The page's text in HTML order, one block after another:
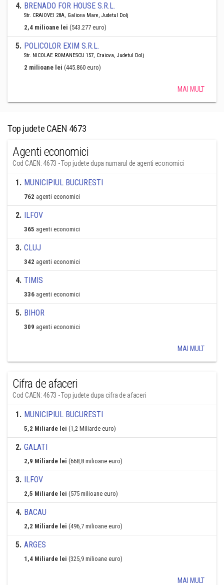
4. BRENADO FOR HOUSE S.R.L.
Str. CRAIOVEI 28A, Galicea Mare, Judetul Dolj
2,4 milioane lei (543.277 euro)
5. POLICOLOR EXIM S.R.L.
Str. NICOLAE ROMANESCU 157, Craiova, Judetul Dolj
2 milioane lei (445.860 euro)
MAI MULT
Top judete CAEN 4673
Agenti economici
Cod CAEN: 4673 - Top judete dupa numarul de agenti economici
1. MUNICIPIUL BUCURESTI
762 agenti economici
2. ILFOV
365 agenti economici
3. CLUJ
342 agenti economici
4. TIMIS
336 agenti economici
5. BIHOR
309 agenti economici
MAI MULT
Cifra de afaceri
Cod CAEN: 4673 - Top judete dupa cifra de afaceri
1. MUNICIPIUL BUCURESTI
5,2 Miliarde lei (1,2 Miliarde euro)
2. GALATI
2,9 Miliarde lei (668,8 milioane euro)
3. ILFOV
2,5 Miliarde lei (575 milioane euro)
4. BACAU
2,2 Miliarde lei (496,7 milioane euro)
5. ARGES
1,4 Miliarde lei (325,9 milioane euro)
MAI MULT